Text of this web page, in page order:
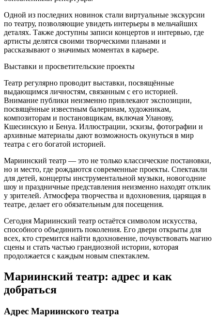
Одной из последних новинок стали виртуальные экскурсии
по театру, позволяющие увидеть интерьеры в мельчайших
деталях. Также доступны записи концертов и интервью, где
артисты делятся своими творческими планами и
рассказывают о значимых моментах в карьере.
Выставки и просветительские проекты
Театр регулярно проводит выставки, посвящённые
выдающимся личностям, связанным с его историей.
Внимание публики неизменно привлекают экспозиции,
посвящённые известным балеринам, художникам,
композиторам и постановщикам, включая Уланову,
Кшесинскую и Бенуа. Иллюстрации, эскизы, фотографии и
архивные материалы дают возможность окунуться в мир
театра с его богатой историей.
Мариинский театр — это не только классические постановки,
но и место, где рождаются современные проекты. Спектакли
для детей, концерты инструментальной музыки, новогодние
шоу и праздничные представления неизменно находят отклик
у зрителей. Атмосфера творчества и вдохновения, царящая в
театре, делает его обязательным для посещения.
Сегодня Мариинский театр остаётся символом искусства,
способного объединить поколения. Его двери открыты для
всех, кто стремится найти вдохновение, почувствовать магию
сцены и стать частью грандиозной истории, которая
продолжается с каждым новым спектаклем.
Мариинский театр: адрес и как
добраться
Адрес Мариинского театра